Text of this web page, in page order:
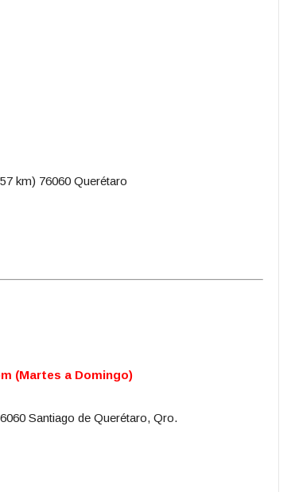
km) 76060 Querétaro
(Martes a Domingo)
Santiago de Querétaro, Qro.